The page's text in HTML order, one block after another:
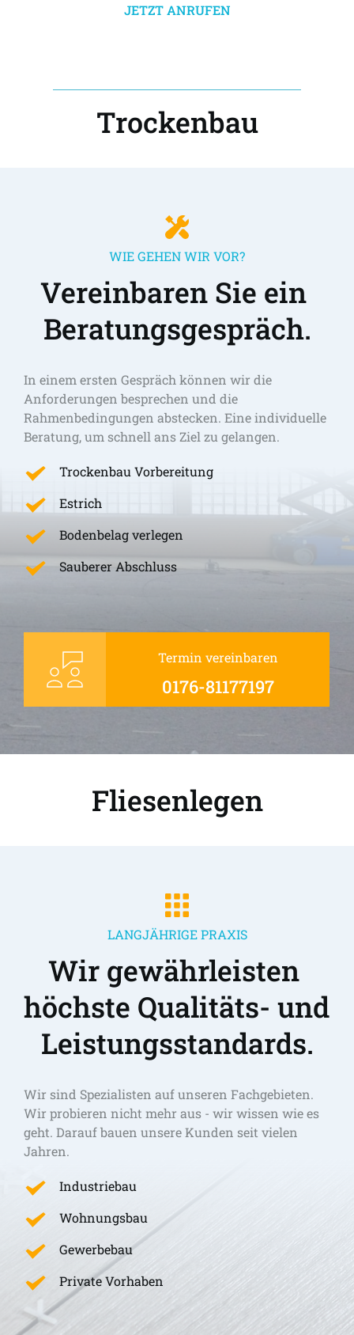
JETZT ANRUFEN
Trockenbau
WIE GEHEN WIR VOR?
Vereinbaren Sie ein
Beratungsgespräch.
In einem ersten Gespräch können wir die
Anforderungen besprechen und die
Rahmenbedingungen abstecken. Eine individuelle
Beratung, um schnell ans Ziel zu gelangen.
Trockenbau Vorbereitung
Estrich
Bodenbelag verlegen
Sauberer Abschluss
Termin vereinbaren
0176-81177197
Fliesenlegen
LANGJÄHRIGE PRAXIS
Wir gewährleisten
höchste Qualitäts- und
Leistungsstandards.
Wir sind Spezialisten auf unseren Fachgebieten.
Wir probieren nicht mehr aus - wir wissen wie es
geht. Darauf bauen unsere Kunden seit vielen
Jahren.
Industriebau
Wohnungsbau
Gewerbebau
Private Vorhaben